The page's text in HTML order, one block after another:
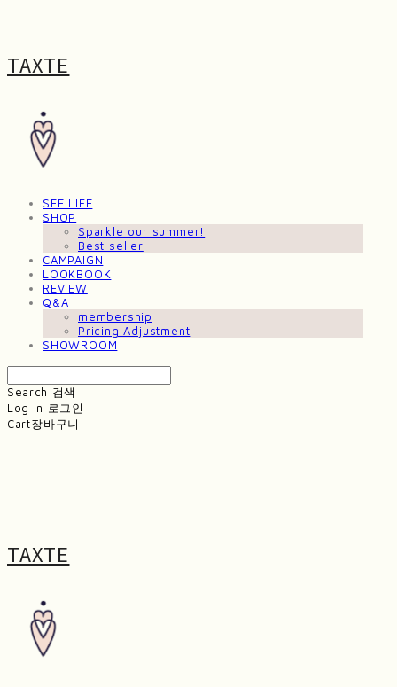
TAXTE
SEE LIFE
SHOP
Sparkle our summer!
Best seller
CAMPAIGN
LOOKBOOK
REVIEW
Q&A
membership
Pricing Adjustment
SHOWROOM
Search 검색
Log In 로그인
Cart장바구니
TAXTE